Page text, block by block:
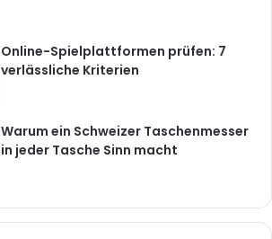
Online-Spielplattformen prüfen: 7
verlässliche Kriterien
Warum ein Schweizer Taschenmesser
in jeder Tasche Sinn macht